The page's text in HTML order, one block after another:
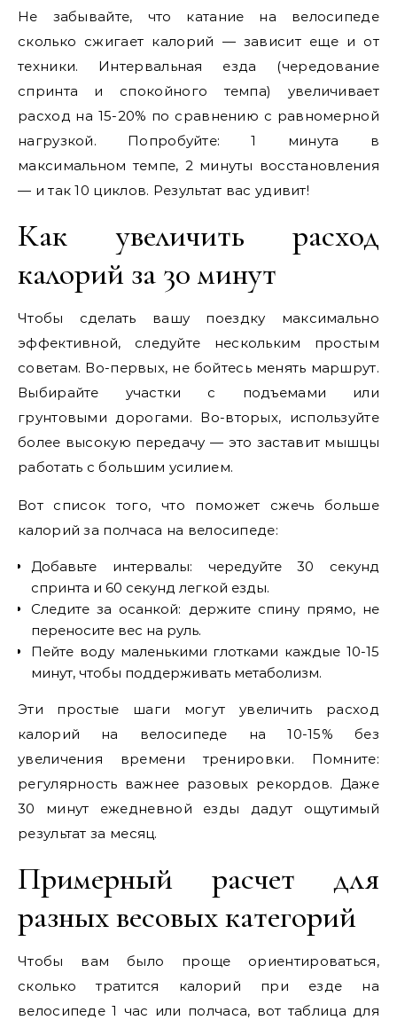
Не забывайте, что катание на велосипеде
сколько сжигает калорий — зависит еще и от
техники. Интервальная езда (чередование
спринта и спокойного темпа) увеличивает
расход на 15-20% по сравнению с равномерной
нагрузкой. Попробуйте: 1 минута в
максимальном темпе, 2 минуты восстановления
— и так 10 циклов. Результат вас удивит!
Как увеличить расход
калорий за 30 минут
Чтобы сделать вашу поездку максимально
эффективной, следуйте нескольким простым
советам. Во-первых, не бойтесь менять маршрут.
Выбирайте участки с подъемами или
грунтовыми дорогами. Во-вторых, используйте
более высокую передачу — это заставит мышцы
работать с большим усилием.
Вот список того, что поможет сжечь больше
калорий за полчаса на велосипеде:
Добавьте интервалы: чередуйте 30 секунд
спринта и 60 секунд легкой езды.
Следите за осанкой: держите спину прямо, не
переносите вес на руль.
Пейте воду маленькими глотками каждые 10-15
минут, чтобы поддерживать метаболизм.
Эти простые шаги могут увеличить расход
калорий на велосипеде на 10-15% без
увеличения времени тренировки. Помните:
регулярность важнее разовых рекордов. Даже
30 минут ежедневной езды дадут ощутимый
результат за месяц.
Примерный расчет для
разных весовых категорий
Чтобы вам было проще ориентироваться,
сколько тратится калорий при езде на
велосипеде 1 час или полчаса, вот таблица для